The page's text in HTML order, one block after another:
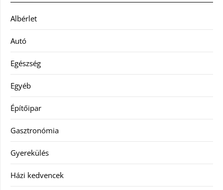
Albérlet
Autó
Egészség
Egyéb
Építőipar
Gasztronómia
Gyerekülés
Házi kedvencek